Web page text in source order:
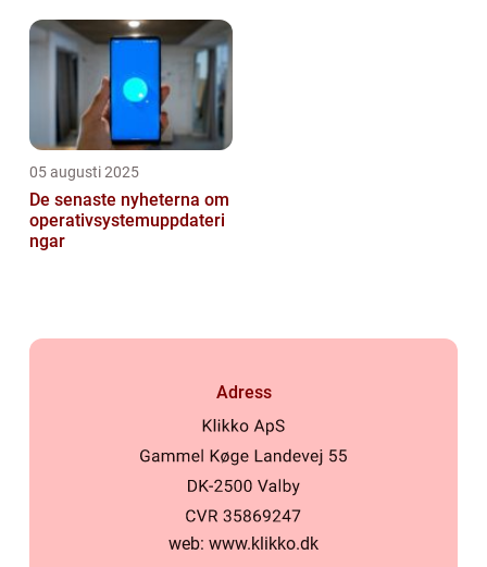
05 augusti 2025
De senaste nyheterna om
operativsystemuppdateri
ngar
Adress
web: www.klikko.dk